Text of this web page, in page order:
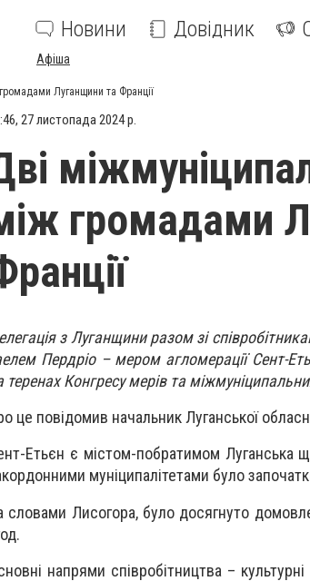
Новини Довідник
Афіша
Луганщини та Франції
27 листопада 2024 р.
громадами
з Луганщини разом зі
Пердріо – мером агломерації Сент-
теренах Конгресу мерів та
це повідомив начальник Луганської
Етьєн є містом-побратимом Луганська
муніципалітетами було
словами Лисогора, було досягнуто
напрями співробітництва –